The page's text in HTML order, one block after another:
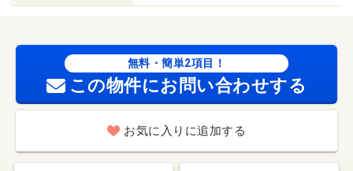
無料・簡単2項目！
この物件にお問い合わせする
お気に入りに追加する